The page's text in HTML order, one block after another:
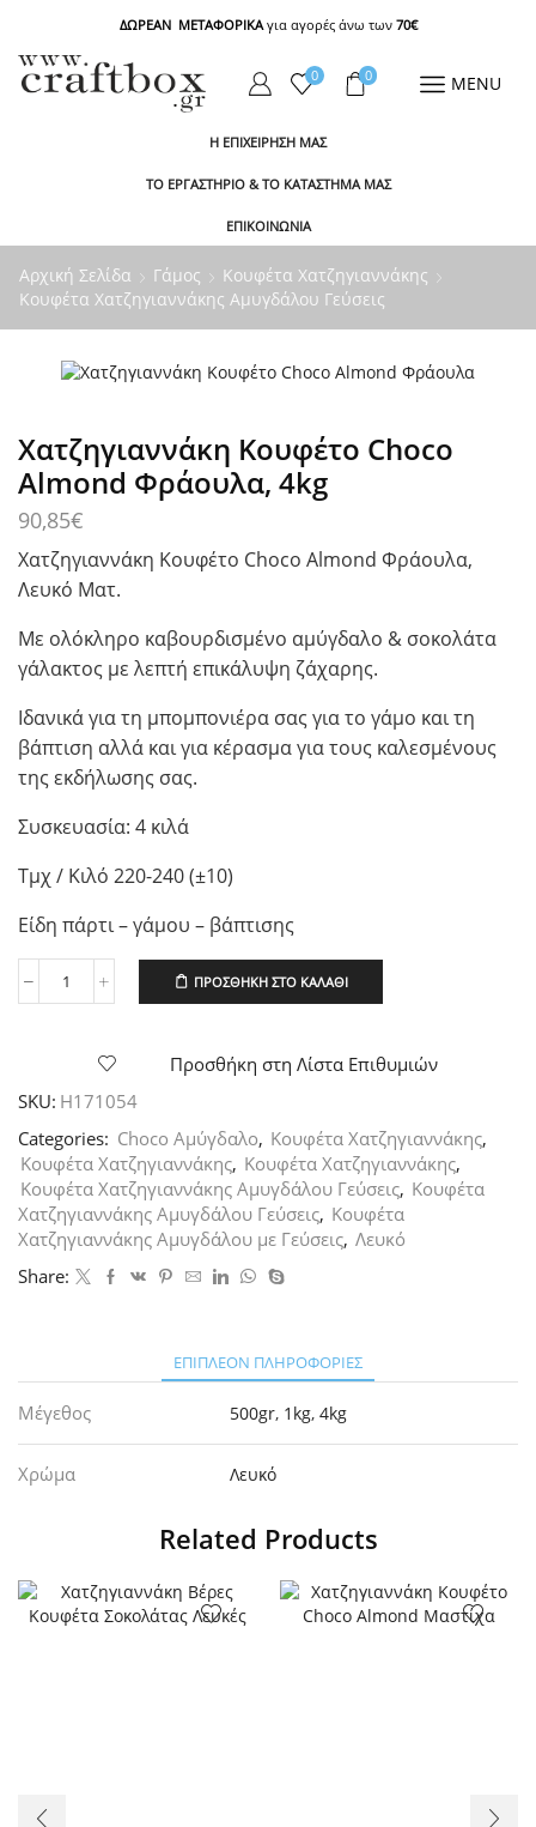
ΔΩΡΕΑΝ ΜΕΤΑΦΟΡΙΚΑγια αγορές άνω των 70€
0 0 MENU
Η ΕΠΙΧΕΙΡΗΣΗ ΜΑΣ
ΤΟ ΕΡΓΑΣΤΗΡΙΟ & ΤΟ ΚΑΤΑΣΤΗΜΑ ΜΑΣ
ΕΠΙΚΟΙΝΩΝΙΑ
Αρχική Σελίδα Γάμος
Κουφέτα Χατζηγιαννάκης
Κουφέτα Χατζηγιαννάκης Αμυγδάλου Γεύσεις
Χατζηγιαννάκη Κουφέτο Choco
Almond Φράουλα, 4kg
90,85€
Χατζηγιαννάκη Κουφέτο Choco Almond Φράουλα,
Λευκό Ματ.
Με ολόκληρο καβουρδισμένο αμύγδαλο & σοκολάτα
γάλακτος με λεπτή επικάλυψη ζάχαρης.
Ιδανικά για τη μπομπονιέρα σας για το γάμο και τη
βάπτιση αλλά και για κέρασμα για τους καλεσμένους
της εκδήλωσης σας.
Συσκευασία: 4 κιλά
Τμχ / Κιλό 220-240 (±10)
Είδη πάρτι – γάμου – βάπτισης
Χατζηγιαννάκη
Almond
4kg
ποσότητα
ΠΡΟΣΘΉΚΗ ΣΤΟ ΚΑΛΆΘΙ
Προσθήκη στη Λίστα Επιθυμιών
SKU: H171054
Categories: Choco Αμύγδαλο, Κουφέτα Χατζηγιαννάκης,
Κουφέτα Χατζηγιαννάκης, Κουφέτα Χατζηγιαννάκης,
Κουφέτα Χατζηγιαννάκης Αμυγδάλου Γεύσεις, Κουφέτα
Χατζηγιαννάκης Αμυγδάλου Γεύσεις, Κουφέτα
Χατζηγιαννάκης Αμυγδάλου με Γεύσεις, Λευκό
Share:
ΕΠΙΠΛΈΟΝ ΠΛΗΡΟΦΟΡΊΕΣ
Μέγεθος 500gr, 1kg, 4kg
Χρώμα Λευκό
Related Products